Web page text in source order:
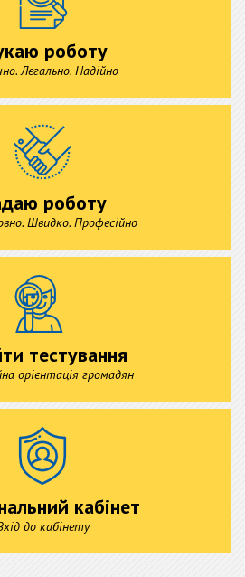
роботу
Легально. Надійно
роботу
Швидко. Професійно
тестування
орієнтація громадян
кабінет
до кабінету